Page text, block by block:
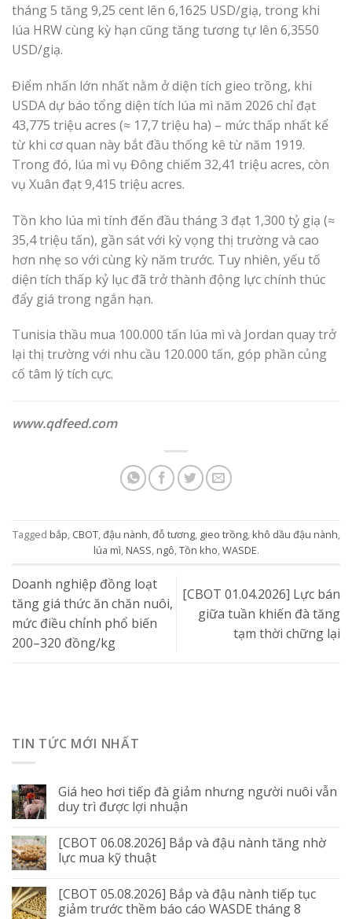
tháng 5 tăng 9,25 cent lên 6,1625 USD/giạ, trong khi
lúa HRW cùng kỳ hạn cũng tăng tương tự lên 6,3550
USD/giạ.
Điểm nhấn lớn nhất nằm ở diện tích gieo trồng, khi
USDA dự báo tổng diện tích lúa mì năm 2026 chỉ đạt
43,775 triệu acres (≈ 17,7 triệu ha) – mức thấp nhất kể
từ khi cơ quan này bắt đầu thống kê từ năm 1919.
Trong đó, lúa mì vụ Đông chiếm 32,41 triệu acres, còn
vụ Xuân đạt 9,415 triệu acres.
Tồn kho lúa mì tính đến đầu tháng 3 đạt 1,300 tỷ giạ (≈
35,4 triệu tấn), gần sát với kỳ vọng thị trường và cao
hơn nhẹ so với cùng kỳ năm trước. Tuy nhiên, yếu tố
diện tích thấp kỷ lục đã trở thành động lực chính thúc
đẩy giá trong ngắn hạn.
Tunisia thầu mua 100.000 tấn lúa mì và Jordan quay trở
lại thị trường với nhu cầu 120.000 tấn, góp phần củng
cố tâm lý tích cực.
www.qdfeed.com
Tagged bắp CBOT, đậu nành đỗ tương, gieo trồng, khô dầu đậu nành
lúa mì NASS ngô Tồn kho WASDE.
Doanh nghiệp đồng loạt
tăng giá thức ăn chăn nuôi,
mức điều chỉnh phổ biến
200–320 đồng/kg
[CBOT 01.04.2026] Lực bán
giữa tuần khiến đà tăng
tạm thời chững lại
TIN TỨC MỚI NHẤT
Giá heo hơi tiếp đà giảm nhưng người nuôi vẫn
duy trì được lợi nhuận
[CBOT 06.08.2026] Bắp và đậu nành tăng nhờ
lực mua kỹ thuật
[CBOT 05.08.2026] Bắp và đậu nành tiếp tục
giảm trước thềm báo cáo WASDE tháng 8